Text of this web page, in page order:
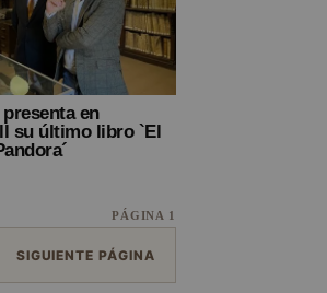
en
su último libro `El
PÁGINA 1
SIGUIENTE PÁGINA